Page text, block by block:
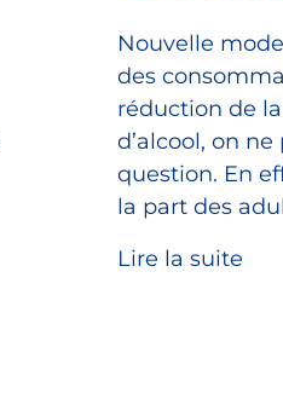
Nouvelle
des
réduction de
d’alcool, on
question. En
la part des
Lire la suite